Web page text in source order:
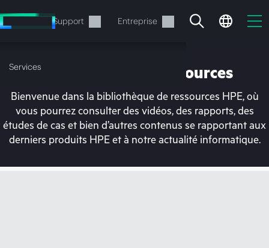
au
contenu
Support Entreprise
Services
Votre panier est
Bibliothèque de ressources
Bienvenue dans la bibliothèque de ressources HPE, où
vous pourrez consulter des vidéos, des rapports, des
études de cas et bien d’autres contenus se rapportant aux
derniers produits HPE et à notre actualité informatique.